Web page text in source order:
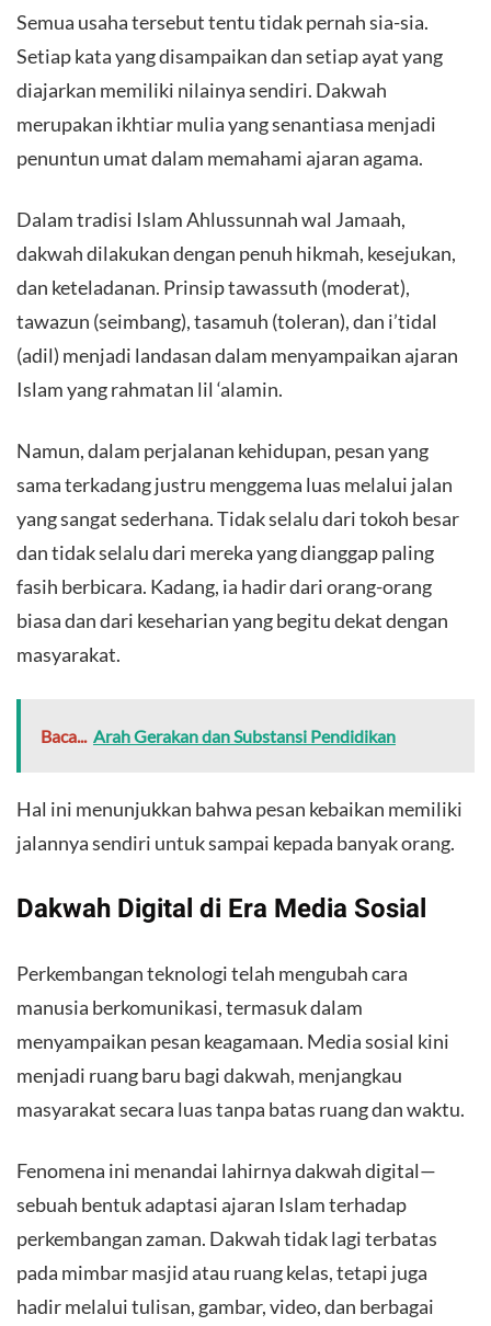
Semua usaha tersebut tentu tidak pernah sia-sia.
Setiap kata yang disampaikan dan setiap ayat yang
diajarkan memiliki nilainya sendiri. Dakwah
merupakan ikhtiar mulia yang senantiasa menjadi
penuntun umat dalam memahami ajaran agama.
Dalam tradisi Islam Ahlussunnah wal Jamaah,
dakwah dilakukan dengan penuh hikmah, kesejukan,
dan keteladanan. Prinsip tawassuth (moderat),
tawazun (seimbang), tasamuh (toleran), dan i’tidal
(adil) menjadi landasan dalam menyampaikan ajaran
Islam yang rahmatan lil ‘alamin.
Namun, dalam perjalanan kehidupan, pesan yang
sama terkadang justru menggema luas melalui jalan
yang sangat sederhana. Tidak selalu dari tokoh besar
dan tidak selalu dari mereka yang dianggap paling
fasih berbicara. Kadang, ia hadir dari orang-orang
biasa dan dari keseharian yang begitu dekat dengan
masyarakat.
Baca... Arah Gerakan dan Substansi Pendidikan
Hal ini menunjukkan bahwa pesan kebaikan memiliki
jalannya sendiri untuk sampai kepada banyak orang.
Dakwah Digital di Era Media Sosial
Perkembangan teknologi telah mengubah cara
manusia berkomunikasi, termasuk dalam
menyampaikan pesan keagamaan. Media sosial kini
menjadi ruang baru bagi dakwah, menjangkau
masyarakat secara luas tanpa batas ruang dan waktu.
Fenomena ini menandai lahirnya dakwah digital—
sebuah bentuk adaptasi ajaran Islam terhadap
perkembangan zaman. Dakwah tidak lagi terbatas
pada mimbar masjid atau ruang kelas, tetapi juga
hadir melalui tulisan, gambar, video, dan berbagai